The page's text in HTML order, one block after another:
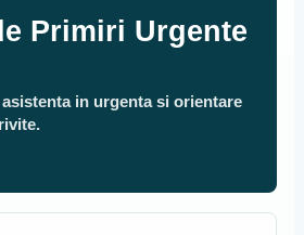
Primiri Urgente
in urgenta si orientare